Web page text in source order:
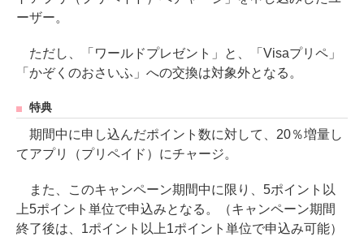
ーザー。
ただし、「ワールドプレゼント」と、「Visaプリペ」
「かぞくのおさいふ」への交換は対象外となる。
特典
期間中に申し込んだポイント数に対して、20％増量し
てアプリ（プリペイド）にチャージ。
また、このキャンペーン期間中に限り、5ポイント以
上5ポイント単位で申込みとなる。（キャンペーン期間
終了後は、1ポイント以上1ポイント単位で申込み可能）